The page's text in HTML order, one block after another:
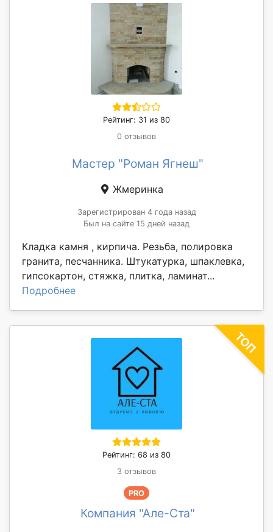
Рейтинг: 31 из 80
0 отзывов
Мастер "Роман Ягнеш"
Жмеринка
Зарегистрирован 4 года назад
Был на сайте 15 дней назад
Кладка камня , кирпича. Резьба, полировка
гранита, песчанника. Штукатурка, шпаклевка,
гипсокартон, стяжка, плитка, ламинат...
Подробнее
Рейтинг: 68 из 80
3 отзывов
PRO
Компания "Але-Ста"